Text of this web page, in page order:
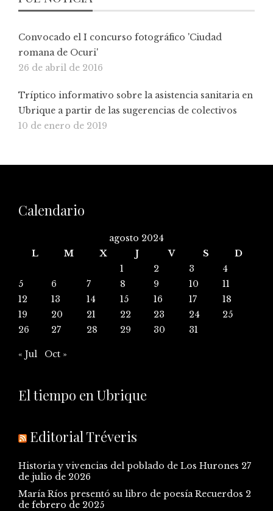
Convocado el I concurso fotográfico 'Ciudad
romana de Ocuri'
26 de abril de 2016
Tríptico informativo sobre la asistencia sanitaria en
Ubrique a partir de las sugerencias de colectivos
10 de enero de 2019
Calendario
agosto 2024
L
M X J V S
D
1
2 3
4
5
6 7 8 9 10
11
12
13 14 15 16 17
18
19
20 21 22 23 24
25
26
27 28 29 30 31
« Jul Oct »
El tiempo en Ubrique
Editorial Tréveris
Historia y vivencias del poblado de Los Hurones 27
de julio de 2026
María Ríos presentó su libro de poesía Recuerdos 2
de febrero de 2025